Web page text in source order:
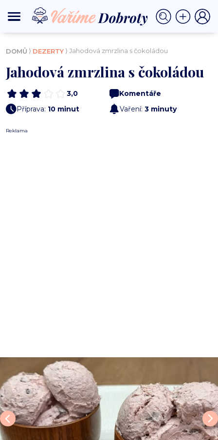
DOMŮ ⟩ DEZERTY ⟩ Jahodová zmrzlina s čokoládou
Jahodová zmrzlina s čokoládou
3,0
Komentáře
Příprava: 10 minut Vaření: 3 minuty
Reklama